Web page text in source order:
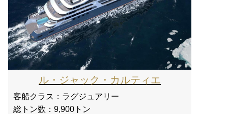
ル・ジャック・カルティエ
客船クラス： ラグジュアリー
総トン数： 9,900トン